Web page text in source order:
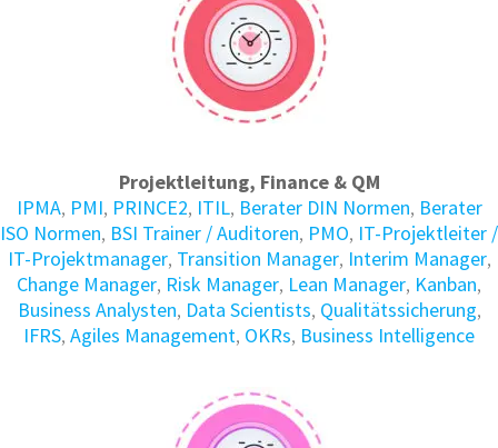
Projektleitung, Finance & QM
IPMA, PMI, PRINCE2, ITIL, Berater DIN Normen, Berater
ISO Normen, BSI Trainer / Auditoren, PMO, IT-Projektleiter /
IT-Projektmanager, Transition Manager, Interim Manager,
Change Manager, Risk Manager, Lean Manager, Kanban,
Business Analysten, Data Scientists, Qualitätssicherung,
IFRS, Agiles Management, OKRs, Business Intelligence